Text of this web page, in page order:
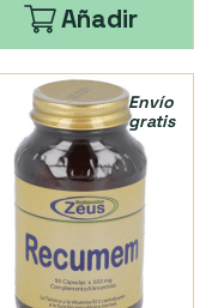
Añadir
Envío
gratis